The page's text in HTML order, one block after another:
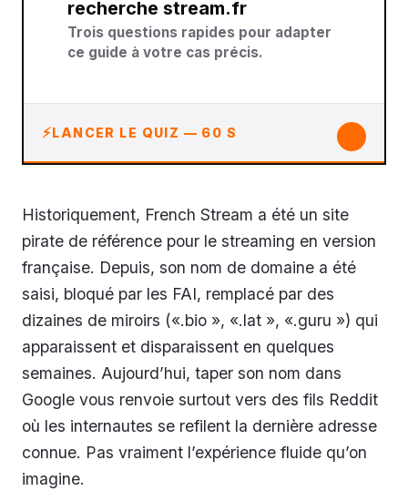
recherche stream.fr
Trois questions rapides pour adapter
ce guide à votre cas précis.
LANCER LE QUIZ — 60 S ↓
Historiquement, French Stream a été un site
pirate de référence pour le streaming en version
française. Depuis, son nom de domaine a été
saisi, bloqué par les FAI, remplacé par des
dizaines de miroirs («.bio », «.lat », «.guru ») qui
apparaissent et disparaissent en quelques
semaines. Aujourd’hui, taper son nom dans
Google vous renvoie surtout vers des fils Reddit
où les internautes se refilent la dernière adresse
connue. Pas vraiment l’expérience fluide qu’on
imagine.